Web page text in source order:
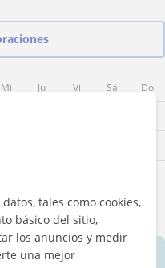
Mi Ju Vi Sá Do
tales como cookies,
básico del sitio,
los anuncios y medir
una mejor